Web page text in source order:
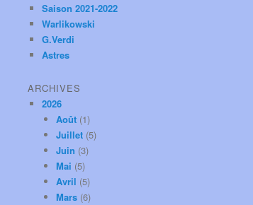
Saison 2021-2022
Warlikowski
G.Verdi
Astres
ARCHIVES
2026
Août (1)
Juillet (5)
Juin (3)
Mai (5)
Avril (5)
Mars (6)